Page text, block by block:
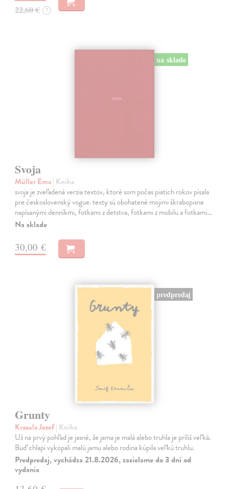
22,60 € ?
na sklade
Svoja
Müller Ema| Kniha
svoja je zveľadená verzia textov, ktoré som počas piatich rokov písala
pre československý vogue. texty sú obohatené mojimi škrabopisne
napísanými denníkmi, fotkami z detstva, fotkami z mobilu a fotkami…
Na sklade
30,00 €
predpredaj
Grunty
Krasula Jozef| Kniha
Už na prvý pohľad je jasné, že jama je malá alebo truhla je príliš veľká.
Buď chlapi vykopali malú jamu alebo rodina kúpila veľkú truhlu.
Predpredaj, vychádza 21.8.2026, zasielame do 3 dní od
vydania